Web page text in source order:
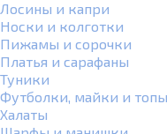
Лосины и капри
Носки и колготки
Пижамы и сорочки
Платья и сарафаны
Туники
Футболки, майки и топы
Халаты